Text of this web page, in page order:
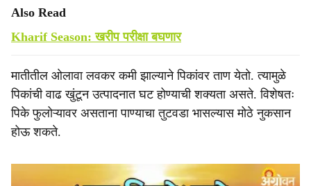
Also Read
Kharif Season: खरीप परीक्षा बघणार
मातीतील ओलावा लवकर कमी झाल्याने पिकांवर ताण येतो. त्यामुळे
पिकांची वाढ खुंटून उत्पादनात घट होण्याची शक्यता असते. विशेषतः
पिके फुलोऱ्यावर असताना पाण्याचा तुटवडा भासल्यास मोठे नुकसान
होऊ शकते.